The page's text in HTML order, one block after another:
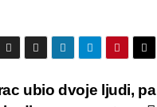
ubio dvoje ljudi, pa